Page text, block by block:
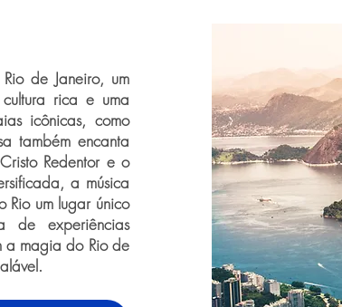
de Janeiro, um
cultura rica e uma
icônicas, como
também encanta
Redentor e o
a música
um lugar único
de experiências
a magia do Rio de